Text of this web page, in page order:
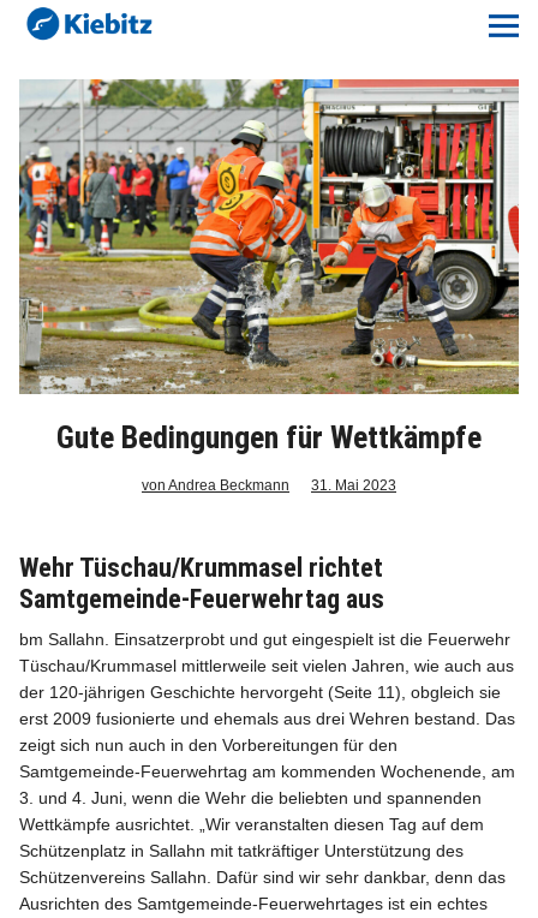
Kiebitz-Online
Lokales
Aktuelles E-Paper
Veranstaltungskalender
Anzeigenpreise
Meine Region Online
Elbeflirt
Unser Team
Info
Gute Bedingungen für Wettkämpfe
von Andrea Beckmann 31. Mai 2023
Wehr Tüschau/Krummasel richtet
Samtgemeinde-Feuerwehrtag aus
bm Sallahn. Einsatzerprobt und gut eingespielt ist die Feuerwehr
Tüschau/Krummasel mittlerweile seit vielen Jahren, wie auch aus
der 120-jährigen Geschichte hervorgeht (Seite 11), obgleich sie
erst 2009 fusionierte und ehemals aus drei Wehren bestand. Das
zeigt sich nun auch in den Vorbereitungen für den
Samtgemeinde-Feuerwehrtag am kommenden Wochenende, am
3. und 4. Juni, wenn die Wehr die beliebten und spannenden
Wettkämpfe ausrichtet. „Wir veranstalten diesen Tag auf dem
Schützenplatz in Sallahn mit tatkräftiger Unterstützung des
Schützenvereins Sallahn. Dafür sind wir sehr dankbar, denn das
Ausrichten des Samtgemeinde-Feuerwehrtages ist ein echtes